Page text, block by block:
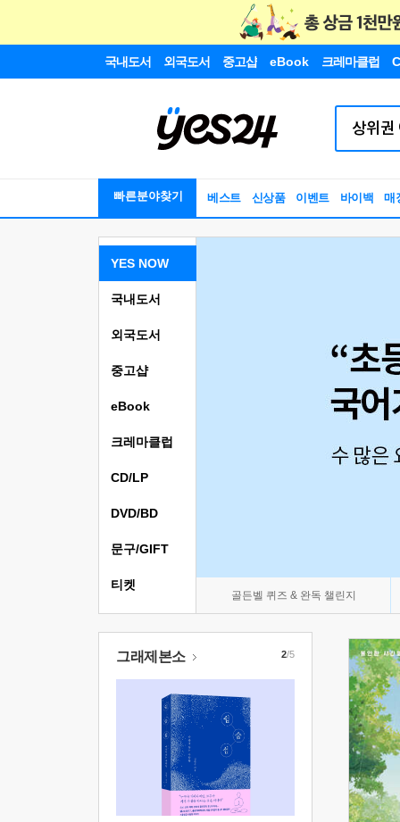
국내도서 외국도서 중고샵 eBook 크레마클럽
빠른분야찾기 베스트 신상품 이벤트 바이백 매
YES NOW
골든벨 퀴즈 & 완독 챌린지
국내도서
외국도서
중고샵
eBook
크레마클럽
CD/LP
DVD/BD
문구/GIFT
티켓
그래제본소 2/5